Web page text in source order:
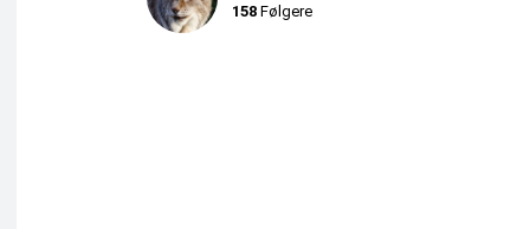
158 Følgere